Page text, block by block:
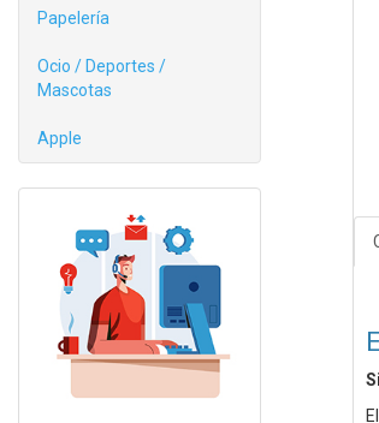
Papelería
Ocio / Deportes /
Mascotas
Apple